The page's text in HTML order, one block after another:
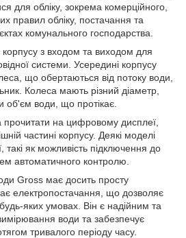
для обліку, зокрема комерційного,
правил обліку, постачання та
комунального господарства.
корпусу з входом та виходом для
системи. Усередині корпусу
що обертаються від потоку води,
Колеса мають різний діаметр,
об'єм води, що протікає.
прочитати на цифровому дисплеї,
частині корпусу. Деякі моделі
такі як можливість підключення до
автоматичного контролю.
Gross має досить просту
електропостачання, що дозволяє
яких умовах. Він є надійним та
води та забезпечує
тривалого періоду часу.